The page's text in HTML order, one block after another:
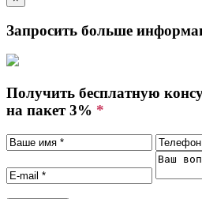
Запросить больше
Получить бесплатную
на пакет 3% *